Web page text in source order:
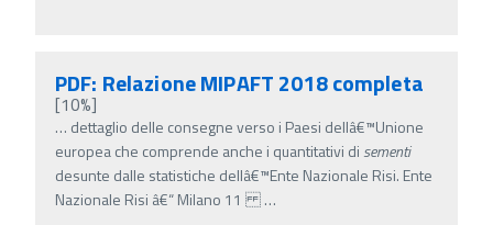
PDF: Relazione MIPAFT 2018 completa
[10%]
… dettaglio delle consegne verso i Paesi dellâ€™Unione
europea che comprende anche i quantitativi di sementi
desunte dalle statistiche dellâ€™Ente Nazionale Risi. Ente
Nazionale Risi â€“ Milano 11…